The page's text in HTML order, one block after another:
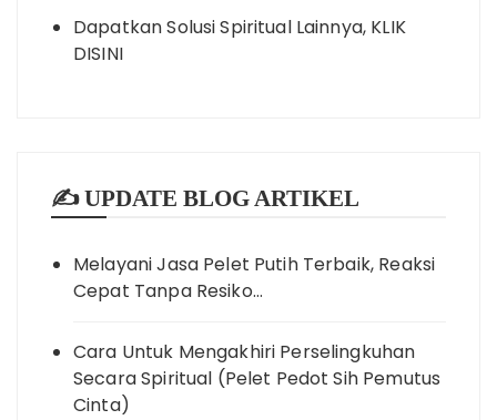
Dapatkan Solusi Spiritual Lainnya, KLIK
DISINI
✍️ UPDATE BLOG ARTIKEL
Melayani Jasa Pelet Putih Terbaik, Reaksi
Cepat Tanpa Resiko…
Cara Untuk Mengakhiri Perselingkuhan
Secara Spiritual (Pelet Pedot Sih Pemutus
Cinta)